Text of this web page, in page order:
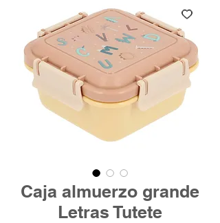
Caja almuerzo grande
Letras Tutete